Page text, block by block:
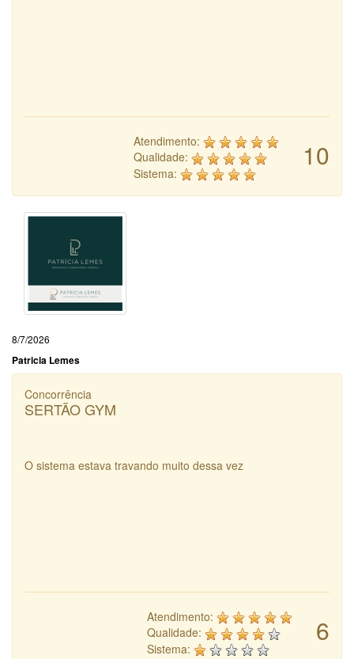
10
Atendimento:
Qualidade:
Sistema:
8/7/2026
Patricia Lemes
Concorrência
SERTÃO GYM
O sistema estava travando muito dessa vez
6
Atendimento:
Qualidade:
Sistema: